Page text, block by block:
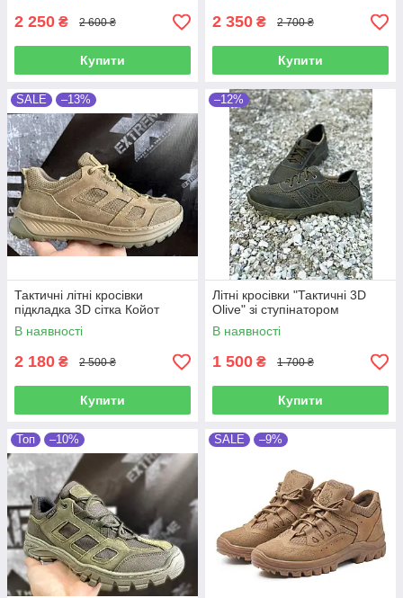
2 250 ₴ 2 600 ₴
Купити
2 350 ₴ 2 700 ₴
Купити
SALE –13%
Тактичні літні кросівки
підкладка 3D сітка Койот
В наявності
2 180 ₴ 2 500 ₴
Купити
–12%
Літні кросівки "Тактичні 3D
Olive" зі ступінатором
В наявності
1 500 ₴ 1 700 ₴
Купити
Топ –10% SALE –9%